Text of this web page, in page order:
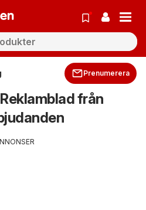
Prenumerera
från